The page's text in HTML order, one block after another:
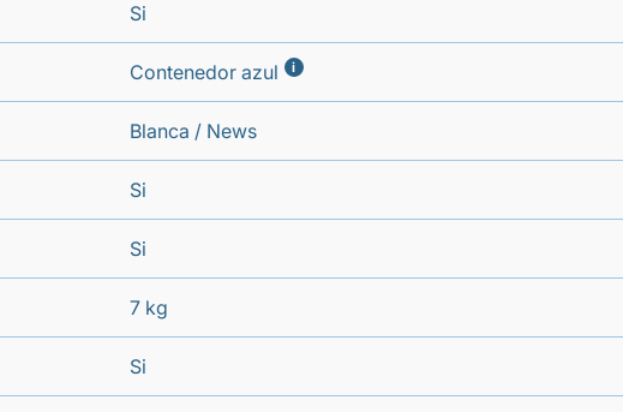
Si
Contenedor azul i
Blanca / News
Si
Si
7 kg
Si